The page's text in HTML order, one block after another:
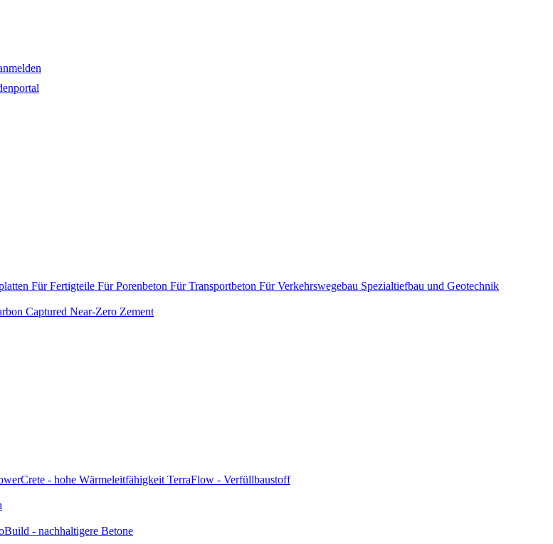
Für Fertigteile Für Porenbeton Für Transportbeton Für Verkehrswegebau Spezialtiefbau und Geotechnik
Captured Near-Zero Zement
- hohe Wärmeleitfähigkeit TerraFlow - Verfüllbaustoff
- nachhaltigere Betone